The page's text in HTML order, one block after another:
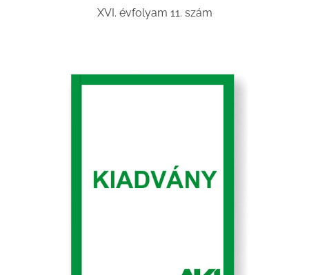
XVI. évfolyam 11. szám